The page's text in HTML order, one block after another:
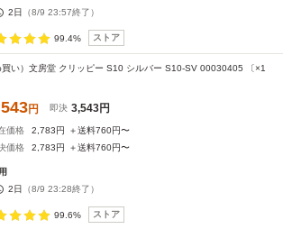
2日 （8/9 23:57終了）
99.4% ストア
買い）文房堂 クリッピー S10 シルバー S10-SV 00030405 〔×1
円 即決 3,543円
価格 2,783円 ＋送料760円〜
価格
2,783円 ＋送料760円〜
2日 （8/9 23:28終了）
99.6% ストア